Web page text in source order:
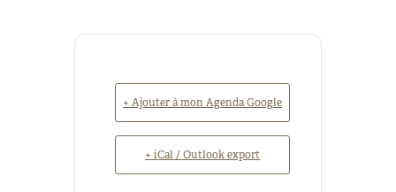
+ Ajouter à mon Agenda Google
+ iCal / Outlook export